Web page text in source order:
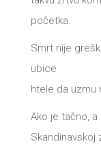
Trgni
se!
početka.
Smrt nije
ubice
htele da uzmu
Ako je tačno,